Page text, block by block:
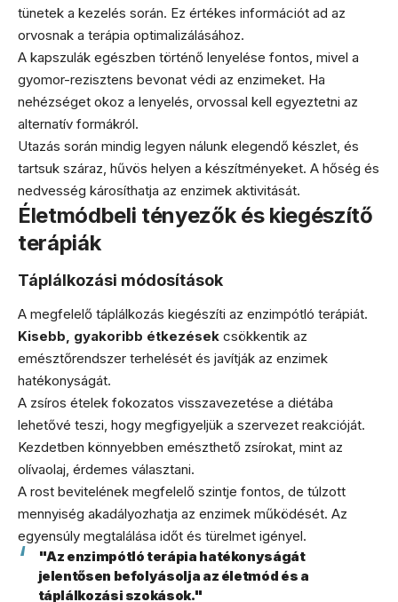
tünetek a kezelés során. Ez értékes információt ad az
orvosnak a terápia optimalizálásához.
A kapszulák egészben történő lenyelése fontos, mivel a
gyomor-rezisztens bevonat védi az enzimeket. Ha
nehézséget okoz a lenyelés, orvossal kell egyeztetni az
alternatív formákról.
Utazás során mindig legyen nálunk elegendő készlet, és
tartsuk száraz, hűvös helyen a készítményeket. A hőség és
nedvesség károsíthatja az enzimek aktivitását.
Életmódbeli tényezők és kiegészítő
terápiák
Táplálkozási módosítások
A megfelelő táplálkozás kiegészíti az enzimpótló terápiát.
Kisebb, gyakoribb étkezések csökkentik az
emésztőrendszer terhelését és javítják az enzimek
hatékonyságát.
A zsíros ételek fokozatos visszavezetése a diétába
lehetővé teszi, hogy megfigyeljük a szervezet reakcióját.
Kezdetben könnyebben emészthető zsírokat, mint az
olívaolaj, érdemes választani.
A rost bevitelének megfelelő szintje fontos, de túlzott
mennyiség akadályozhatja az enzimek működését. Az
egyensúly megtalálása időt és türelmet igényel.
"Az enzimpótló terápia hatékonyságát
jelentősen befolyásolja az életmód és a
táplálkozási szokások."